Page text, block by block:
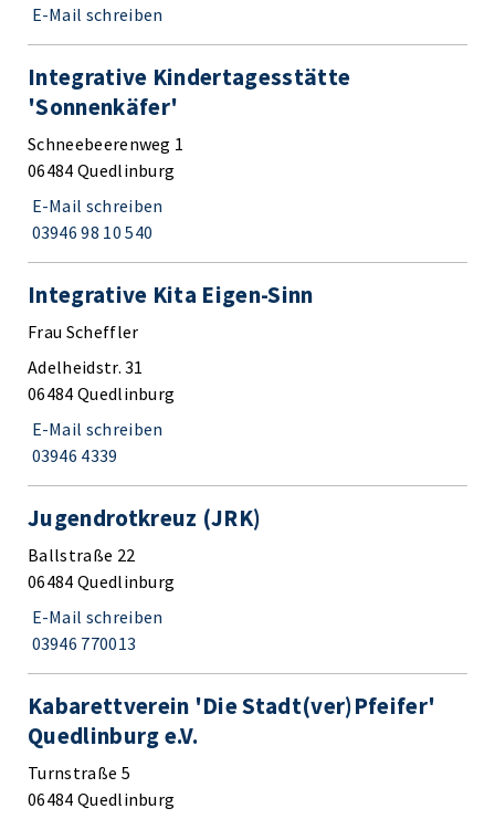
E-Mail schreiben
Integrative Kindertagesstätte
'Sonnenkäfer'
Schneebeerenweg 1
06484 Quedlinburg
E-Mail schreiben
03946 98 10 540
Integrative Kita Eigen-Sinn
Frau Scheffler
Adelheidstr. 31
06484 Quedlinburg
E-Mail schreiben
03946 4339
Jugendrotkreuz (JRK)
Ballstraße 22
06484 Quedlinburg
E-Mail schreiben
03946 770013
Kabarettverein 'Die Stadt(ver)Pfeifer'
Quedlinburg e.V.
Turnstraße 5
06484 Quedlinburg